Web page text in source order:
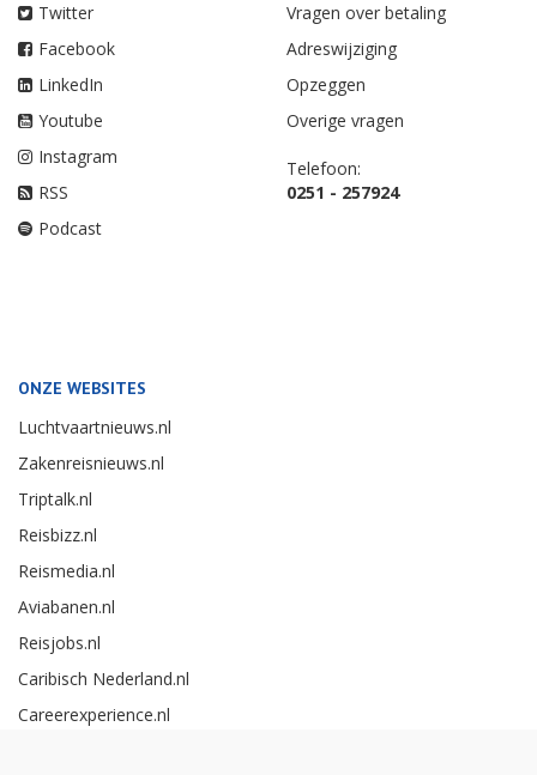
Twitter
Facebook
LinkedIn
Youtube
Instagram
RSS
Podcast
Vragen over betaling
Adreswijziging
Opzeggen
Overige vragen
Telefoon:
0251 - 257924
ONZE WEBSITES
Luchtvaartnieuws.nl
Zakenreisnieuws.nl
Triptalk.nl
Reisbizz.nl
Reismedia.nl
Aviabanen.nl
Reisjobs.nl
Caribisch Nederland.nl
Careerexperience.nl